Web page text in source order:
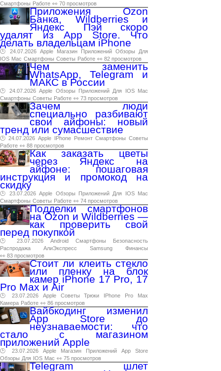
Смартфоны Работе 👀 70 просмотров
Приложения Ozon
Банка, Wildberries и
Яндекс Пэй скоро
удалят из App Store. Что
делать владельцам iPhone
🕑 24.07.2026 Apple Магазин Приложений Обзоры
Для
IOS Mac Смартфоны Советы Работе 👀 82 просмотров
Чем заменить
WhatsApp, Telegram и
МАКС в России
🕑 24.07.2026 Apple Обзоры Приложений Для IOS
Mac
Смартфоны Советы Работе 👀 73 просмотров
Зачем люди
специально разбивают
свои айфоны: новый
тренд или сумасшествие
🕑 24.07.2026 Apple IPhone Ремонт Смартфоны Советы
Работе 👀 88 просмотров
Как заказать цветы
через Яндекс на
айфоне: пошаговая
инструкция и промокод на
скидку
🕑 23.07.2026 Apple Обзоры Приложений Для IOS
Mac
Смартфоны Советы Работе 👀 74 просмотров
Подделки смартфонов
на Ozon и Wildberries —
как проверить свой
перед покупкой
🕑 23.07.2026 Android Смартфоны
Безопасность
Распродажа
АлиЭкспресс Samsung
Финансы
👀 83 просмотров
Стоит ли клеить стекло
или пленку на блок
камер iPhone 17 Pro, 17
Pro Max и Air
🕑 23.07.2026 Apple Советы Трюки IPhone Pro
Max
Камера Работе 👀 86 просмотров
Вайбкодинг изменил
App Store до
неузнаваемости: что
стало с магазином
приложений Apple
🕑 23.07.2026 Apple Магазин Приложений App
Store
Обзоры Для IOS Mac 👀 75 просмотров
Telegram шлет